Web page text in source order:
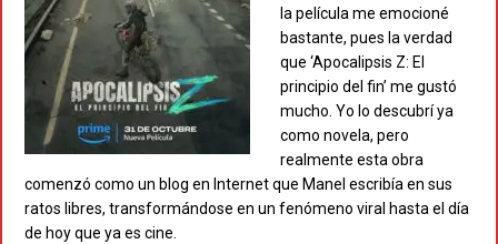
la película me emocioné
bastante, pues la verdad
que ‘Apocalipsis Z: El
principio del fin’ me gustó
mucho. Yo lo descubrí ya
como novela, pero
realmente esta obra
comenzó como un blog en Internet que Manel escribía en sus
ratos libres, transformándose en un fenómeno viral hasta el día
de hoy que ya es cine.